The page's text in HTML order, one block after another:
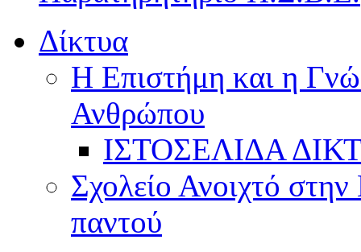
Δίκτυα
Η Επιστήμη και η
Ανθρώπου
ΙΣΤΟΣΕΛΙΔΑ
Σχολείο Ανοιχτό
παντού